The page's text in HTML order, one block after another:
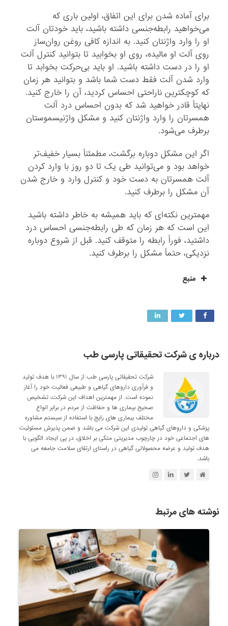
برای آماده شدن برای این اتفاق، اولین باری که
می‌خواهید رابطه‌جنسی داشته باشید، باید خودتان آلت
او را وارد واژنتان کنید. به اندازه کافی روغن روان‌ساز
روی آلت او مالیده، روی او بخوابید تا بتوانید کنترل آلت
او را در دست داشته باشید. او باید بی‌حرکت بخوابد تا
وارد شدن آلت فقط دست شما باشد و بتوانید هر زمان
که کوچکترین ناراحتی احساس کردید، آن را خارج کنید.
نهایتاً قادر خواهید شد که بدون احساس درد آلت
همسرتان را وارد واژنتان کنید و مشکل واژنیسموستان
برطرف می‌شود.
اگر این مشکل دوباره برگشت، مطمئناً بسیار خفیف‌تر
خواهد بود و می‌توانید طی یک تا دو روز با وارد کردن
آلت همسرتان به دست خود و کنترل وارد و خارج شدن
آن مشکل را برطرف کنید.
مهمترین نکته‌ای که باید همیشه به خاطر داشته باشید
این است که هر زمان که طی رابطه‌جنسی احساس درد
داشتید، فوراً رابطه را متوقف کنید. قبل از شروع دوباره
نزدیکی، حتماً مشکل را برطرف کنید.
منبع
درباره ی شرکت تحقیقاتی پارسی طب
شرکت تحقیقاتی پارسی طب از سال ۱۳۹۱ با هدف تولید
و فرآوری داروهای گیاهی و طبیعی فعالیت خود را آغاز
نموده است. از مهمترین اهداف این شرکت، تشخیص
صحیح بیماری ها و حفاظت از مردم در برابر انواع
مختلف بیماری های رایج با استفاده از سیستم مشاوره
پزشکی و داروهای گیاهی تولیدی این شرکت می باشد و ضمن پذیرش مسئولیت
های اجتماعی خود در چارچوب مدیریتی متکی بر اخلاق، در پی ایجاد الگویی با
هدف تولید و عرضه محصولاتی گیاهی در راستای ارتقای سلامت جامعه می
باشد.
نوشته های مرتبط